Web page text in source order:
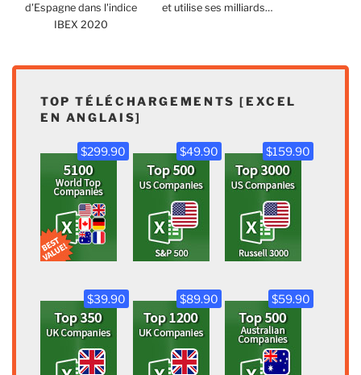
d'Espagne dans l'indice
IBEX 2020
et utilise ses milliards…
TOP TÉLÉCHARGEMENTS [EXCEL
EN ANGLAIS]
$299.90 $49.90 $159.90
$39.90 $89.90 $59.90